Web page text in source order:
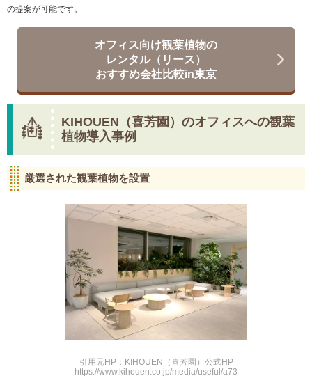
の提案が可能です。
オフィス向け観葉植物の
レンタル（リース）
おすすめ会社比較in東京
KIHOUEN（喜芳園）のオフィスへの観葉
植物導入事例
厳選された観葉植物を設置
引用元HP：KIHOUEN（喜芳園）公式HP
https://www.kihouen.co.jp/media/useful/a73